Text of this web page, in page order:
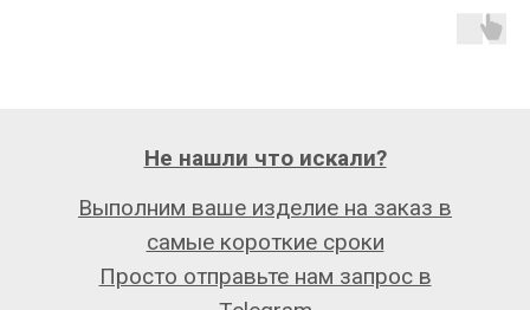
Выполним ваше изделие на заказ в
самые короткие сроки
Просто отправьте нам запрос в
Не нашли что искали?